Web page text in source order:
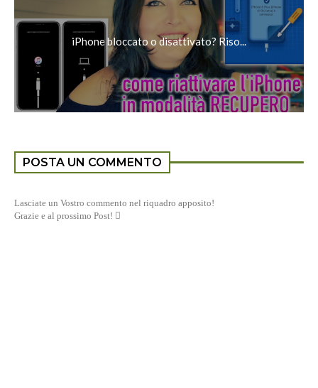
iPhone bloccato o disattivato? Riso...
POSTA UN COMMENTO
Lasciate un Vostro commento nel riquadro apposito!
Grazie e al prossimo Post! 